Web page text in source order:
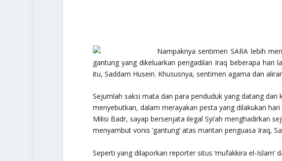
Nampaknya sentimen SARA lebih
gantung yang dikeluarkan pengadilan Iraq beberapa
itu, Saddam Husein. Khususnya, sentimen agama dan
Sejumlah saksi mata dan para penduduk yang datang
menyebutkan, dalam merayakan pesta yang dilakukan
Milisi Badr, sayap bersenjata ilegal Syi’ah menghadirkan
menyambut vonis ‘gantung’ atas mantan penguasa Iraq,
Seperti yang dilaporkan reporter situs ‘mufakkira el-